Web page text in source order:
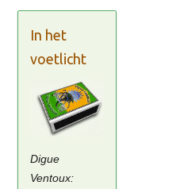
In het
voetlicht
Digue
Ventoux: